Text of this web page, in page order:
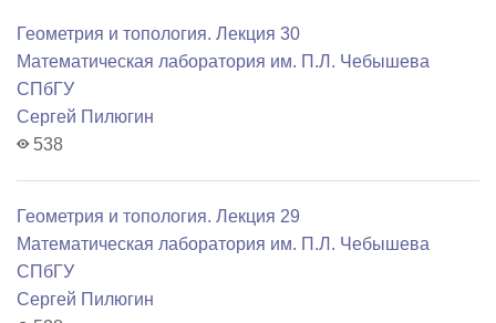
Геометрия и топология. Лекция 30
Математичеcкая лаборатория им. П.Л. Чебышева
СПбГУ
Сергей Пилюгин
538
Геометрия и топология. Лекция 29
Математичеcкая лаборатория им. П.Л. Чебышева
СПбГУ
Сергей Пилюгин